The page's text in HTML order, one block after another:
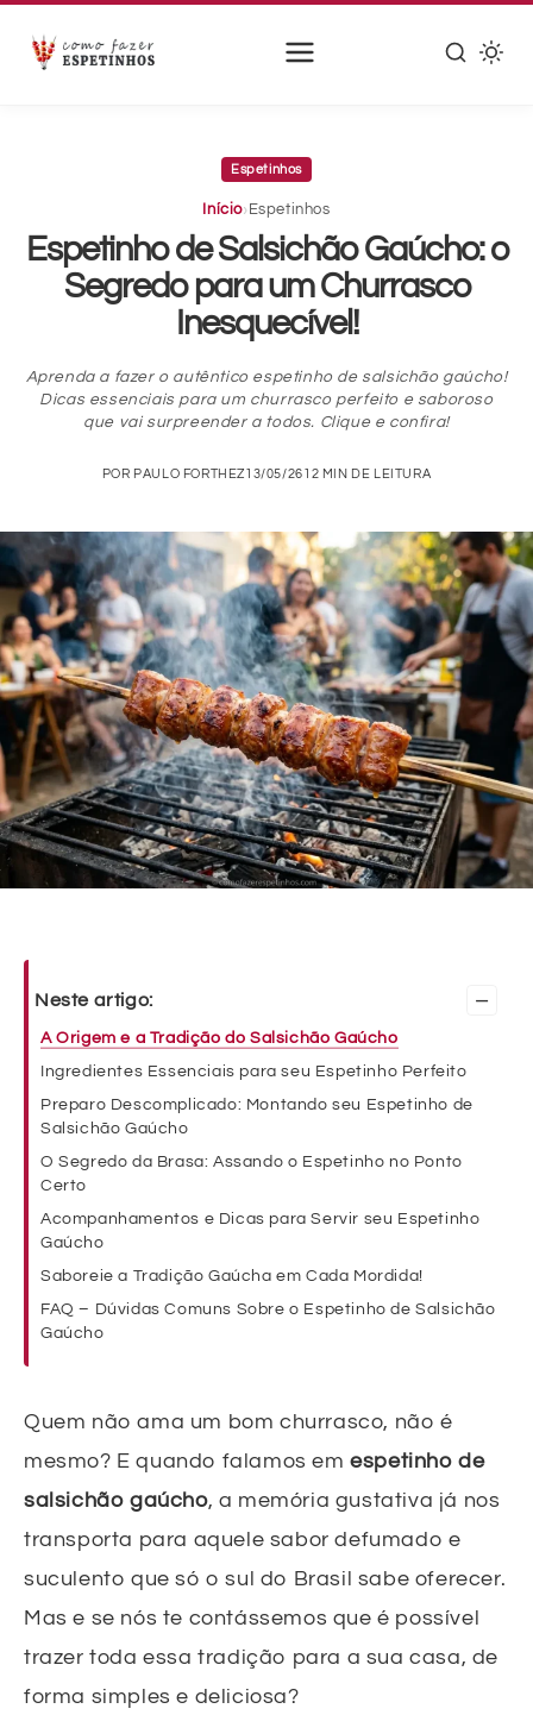
principal
Espetinhos
Início› Espetinhos
Espetinho de Salsichão Gaúcho: o
Segredo para um Churrasco
Inesquecível!
Aprenda a fazer o autêntico espetinho de salsichão gaúcho!
Dicas essenciais para um churrasco perfeito e saboroso
que vai surpreender a todos. Clique e confira!
POR PAULO FORTHEZ13/05/2612 MIN DE LEITURA
Neste artigo: –
A Origem e a Tradição do Salsichão Gaúcho
Ingredientes Essenciais para seu Espetinho Perfeito
Preparo Descomplicado: Montando seu Espetinho de
Salsichão Gaúcho
O Segredo da Brasa: Assando o Espetinho no Ponto
Certo
Acompanhamentos e Dicas para Servir seu Espetinho
Gaúcho
Saboreie a Tradição Gaúcha em Cada Mordida!
FAQ – Dúvidas Comuns Sobre o Espetinho de Salsichão
Gaúcho
Quem não ama um bom churrasco, não é
mesmo? E quando falamos emespetinho de
salsichão gaúcho, a memória gustativa já nos
transporta para aquele sabor defumado e
suculento que só o sul do Brasil sabe oferecer.
Mas e se nós te contássemos que é possível
trazer toda essa tradição para a sua casa, de
forma simples e deliciosa?